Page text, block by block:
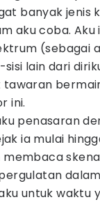
banyak jenis
aku coba. Aku
(sebagai
lain dari
ini.
penasaran
ia mulai
untuk waktu